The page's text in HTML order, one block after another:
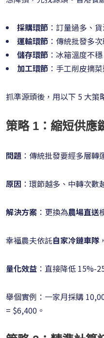
採購環節 ：訂量過多、
運輸環節 ：傳統批發多
儲存環節 ：冰箱溫度不
加工環節 ：手工削皮摘
抓準源頭後，用以下 5 大策
策略 1：縮短供應
問題 ：傳統批發要經多層
原因 ：環節越多、中轉次數
解決方案 ：更換為農場直送
幸福農夫依託自家冷鏈車隊
量化效益 ：直接降低 15%-
舉個實例：一家月採購
= $6,400。